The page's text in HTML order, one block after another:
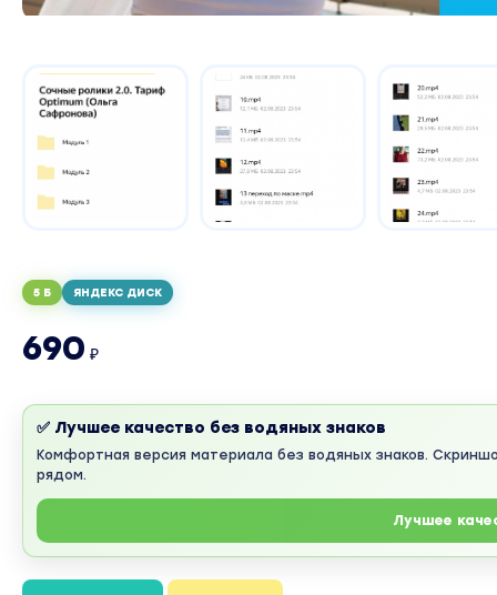
5 Б ЯНДЕКС ДИСК
690 ₽
✅ Лучшее качество без водяных знаков
Комфортная версия материала без водяных знаков.
рядом.
Лучшее